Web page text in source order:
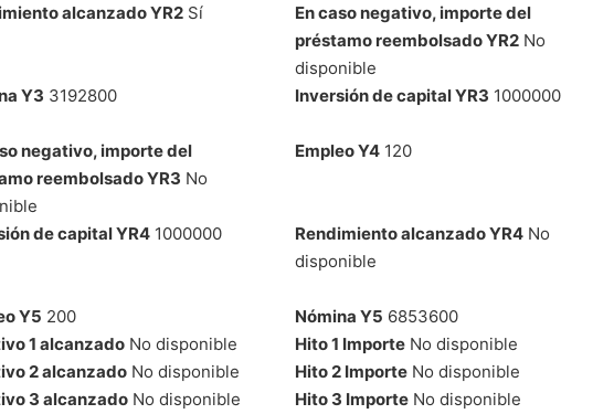
alcanzado YR2 Sí
En caso negativo, importe del
préstamo reembolsado YR2 No
disponible
Y3 3192800 Inversión de capital YR3 1000000
negativo, importe del
reembolsado YR3 No
Empleo Y4120
de capital YR4 1000000 Rendimiento alcanzado YR4 No
disponible
Y5 200 Nómina Y5 6853600
1 alcanzado No disponible Hito 1 Importe No disponible
2 alcanzado No disponible Hito 2 Importe No disponible
3 alcanzado No disponible Hito 3 Importe No disponible